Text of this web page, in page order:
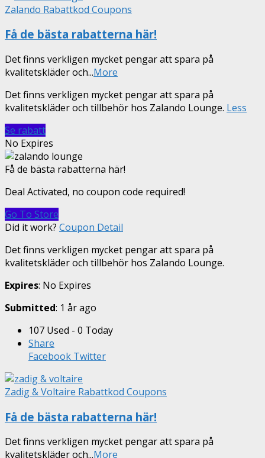
Zalando Rabattkod Coupons
Få de bästa rabatterna här!
Det finns verkligen mycket pengar att spara på
kvalitetskläder och...More
Det finns verkligen mycket pengar att spara på
kvalitetskläder och tillbehör hos Zalando Lounge. Less
Se rabatt
No Expires
Få de bästa rabatterna här!
Deal Activated, no coupon code required!
Go To Store
Did it work? Coupon Detail
Det finns verkligen mycket pengar att spara på
kvalitetskläder och tillbehör hos Zalando Lounge.
Expires: No Expires
Submitted: 1 år ago
107 Used - 0 Today
Share
Facebook Twitter
Zadig & Voltaire Rabattkod Coupons
Få de bästa rabatterna här!
Det finns verkligen mycket pengar att spara på
kvalitetskläder och...More